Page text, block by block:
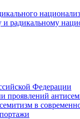
и радикальному
Федерации
проявлений
в